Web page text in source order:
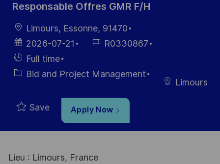
Responsable Offres GMR F/H
LocationLimours, Essonne, 91470
Posted
Date
2026-07-21
Job R0330867
Hiring
Type
Full time
CategoryBid and Project Management
Limours
Save Apply Now
Lieu : Limours, France